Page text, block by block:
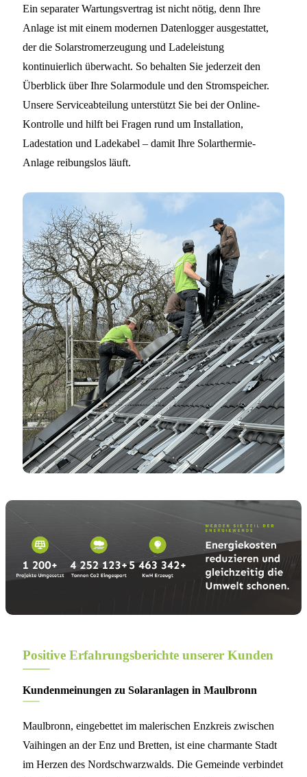
Ein separater Wartungsvertrag ist nicht nötig, denn Ihre
Anlage ist mit einem modernen Datenlogger ausgestattet,
der die Solarstromerzeugung und Ladeleistung
kontinuierlich überwacht. So behalten Sie jederzeit den
Überblick über Ihre Solarmodule und den Stromspeicher.
Unsere Serviceabteilung unterstützt Sie bei der Online-
Kontrolle und hilft bei Fragen rund um Installation,
Ladestation und Ladekabel – damit Ihre Solarthermie-
Anlage reibungslos läuft.
Positive Erfahrungsberichte unserer Kunden
Kundenmeinungen zu Solaranlagen in Maulbronn
Maulbronn, eingebettet im malerischen Enzkreis zwischen
Vaihingen an der Enz und Bretten, ist eine charmante Stadt
im Herzen des Nordschwarzwalds. Die Gemeinde verbindet